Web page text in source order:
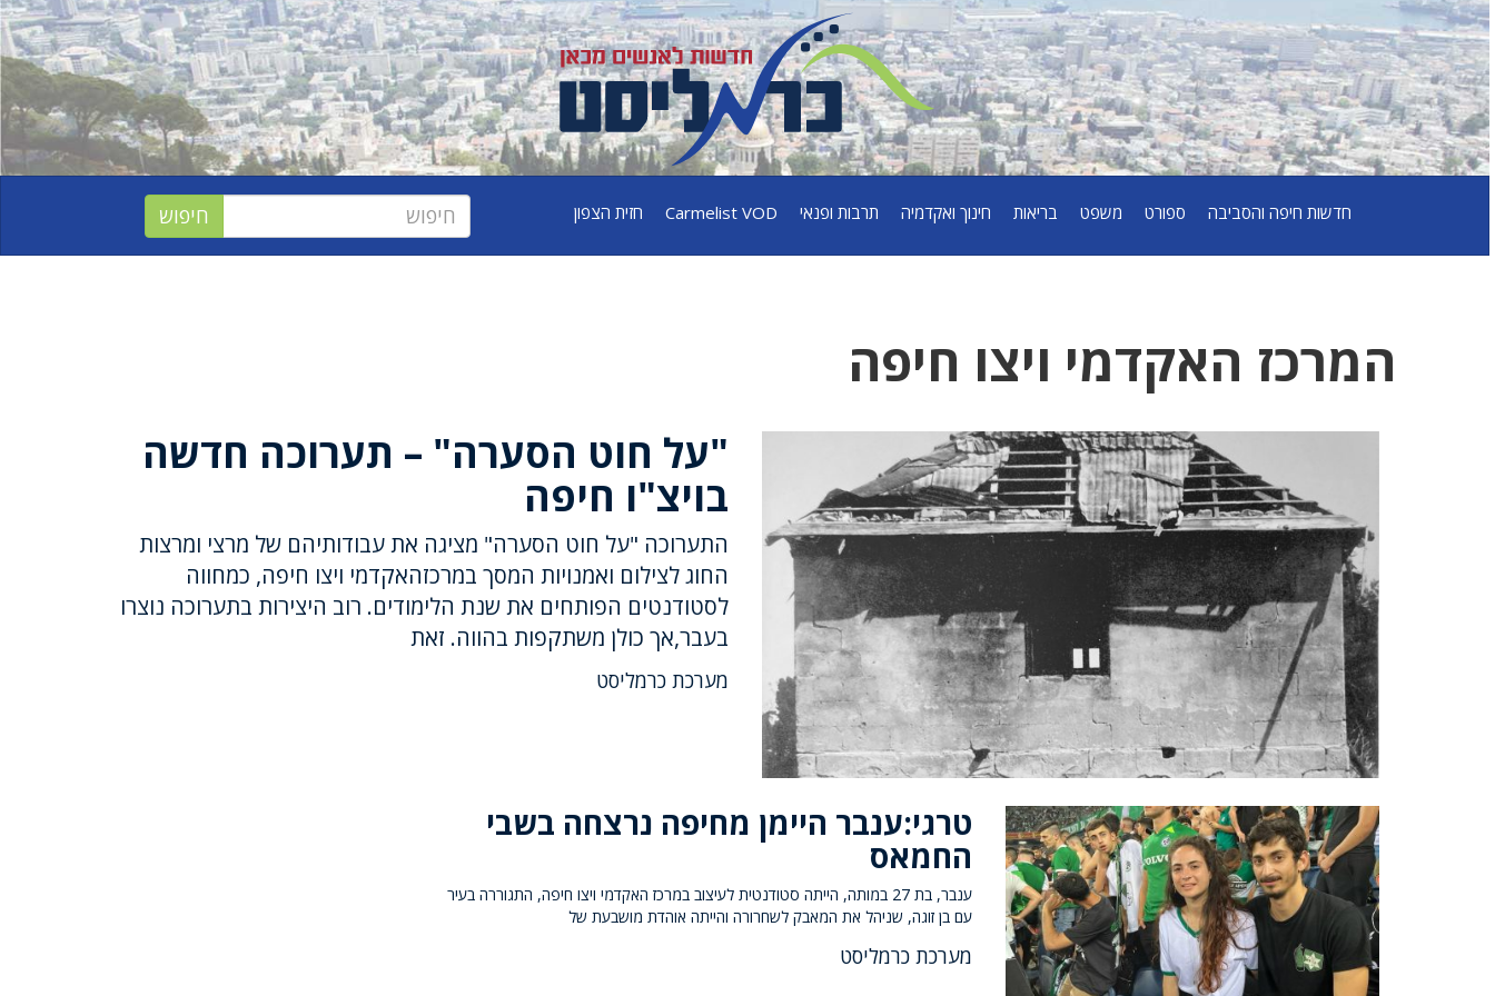
חדשות חיפה והסביבה ספורט משפט בריאות חינוך ואקדמיה תרבות ופנאי Carmelist VOD חזית הצפון
המרכז האקדמי ויצו חיפה
"על חוט הסערה" – תערוכה חדשה
בויצ"ו חיפה
התערוכה "על חוט הסערה" מציגה את עבודותיהם של מרצי ומרצות
החוג לצילום ואמנויות המסך במרכזהאקדמי ויצו חיפה, כמחווה
לסטודנטים הפותחים את שנת הלימודים. רוב היצירות בתערוכה נוצרו
בעבר,אך כולן משתקפות בהווה. זאת
מערכת כרמליסט
טרגי:ענבר היימן מחיפה נרצחה בשבי
החמאס
ענבר, בת 27 במותה, הייתה סטודנטית לעיצוב במרכז האקדמי ויצו חיפה, התגוררה בעיר
עם בן זוגה, שניהל את המאבק לשחרורה והייתה אוהדת מושבעת של
מערכת כרמליסט